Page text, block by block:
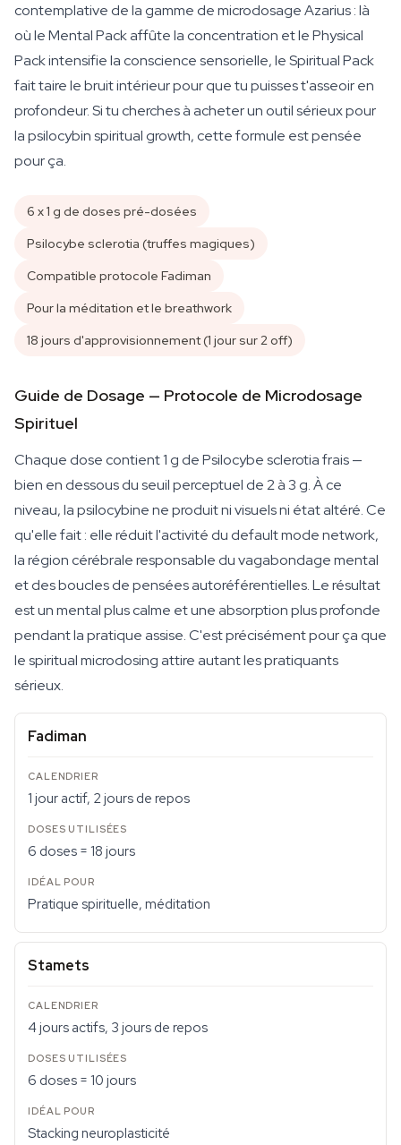
contemplative de la gamme de microdosage Azarius : là
où le Mental Pack affûte la concentration et le Physical
Pack intensifie la conscience sensorielle, le Spiritual Pack
fait taire le bruit intérieur pour que tu puisses t'asseoir en
profondeur. Si tu cherches à acheter un outil sérieux pour
la psilocybin spiritual growth, cette formule est pensée
pour ça.
6 x 1 g de doses pré-dosées
Psilocybe sclerotia (truffes magiques)
Compatible protocole Fadiman
Pour la méditation et le breathwork
18 jours d'approvisionnement (1 jour sur 2 off)
Guide de Dosage — Protocole de Microdosage
Spirituel
Chaque dose contient 1 g de Psilocybe sclerotia frais —
bien en dessous du seuil perceptuel de 2 à 3 g. À ce
niveau, la psilocybine ne produit ni visuels ni état altéré. Ce
qu'elle fait : elle réduit l'activité du default mode network,
la région cérébrale responsable du vagabondage mental
et des boucles de pensées autoréférentielles. Le résultat
est un mental plus calme et une absorption plus profonde
pendant la pratique assise. C'est précisément pour ça que
le spiritual microdosing attire autant les pratiquants
sérieux.
Fadiman
1 jour actif, 2 jours de repos
6 doses = 18 jours
Pratique spirituelle, méditation
Stamets
4 jours actifs, 3 jours de repos
6 doses = 10 jours
Stacking neuroplasticité